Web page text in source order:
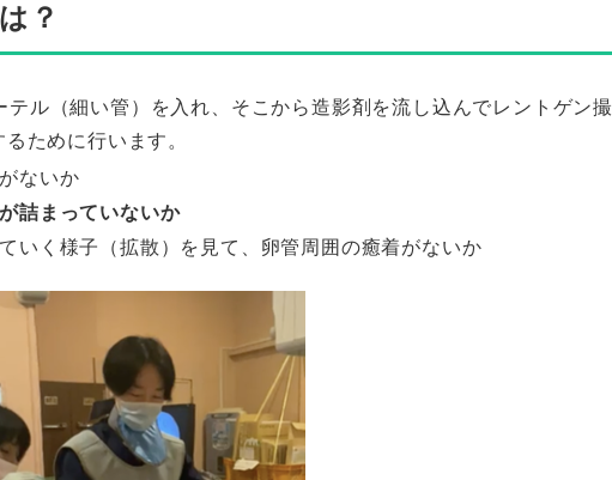
？
ル（細い管）を入れ、そこから造影剤を流し込んでレントゲン撮
ために行います。
ないか
詰まっていないか
いく様子（拡散）を見て、卵管周囲の癒着がないか